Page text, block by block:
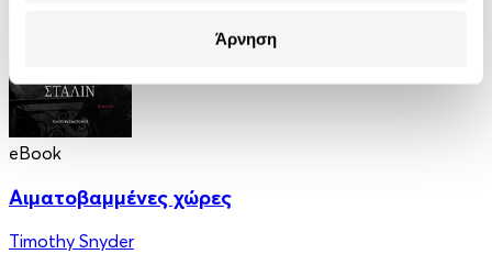
Άρνηση
eBook
Αιματοβαμμένες χώρες
Timothy Snyder